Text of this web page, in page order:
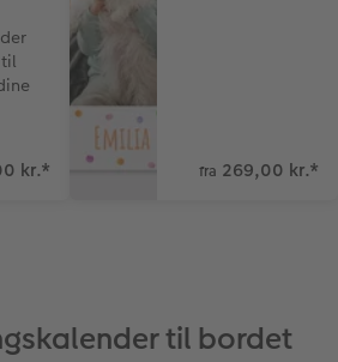
kr.* fra 269,00 kr.*
til bordet